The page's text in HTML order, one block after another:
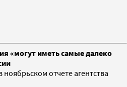
«могут иметь самые далеко
ноябрьском отчете агентства